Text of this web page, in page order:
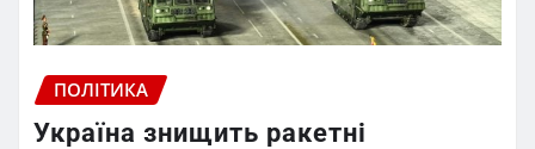
ПОЛІТИКА
Україна знищить ракетні